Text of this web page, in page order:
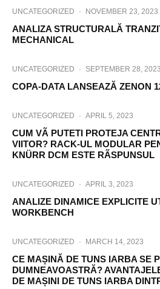
UNCATEGORIZED · NOVEMBER 23, 2023
ANALIZA STRUCTURALĂ
MECHANICAL
UNCATEGORIZED · SEPTEMBER 28, 2023
COPA-DATA LANSEAZĂ ZENON
UNCATEGORIZED · APRIL 5, 2023
CUM VÃ PUTETI PROTEJA
VIITOR? RACK-UL MODULAR
KNÜRR DCM ESTE RÃSPUNSUL
UNCATEGORIZED · APRIL 3, 2023
ANALIZE DINAMICE EXPLICITE
WORKBENCH
UNCATEGORIZED · MARCH 14, 2023
CE MAȘINĂ DE TUNS IARBA SE
DUMNEAVOASTRĂ?
DE MAȘINI DE TUNS IARBA